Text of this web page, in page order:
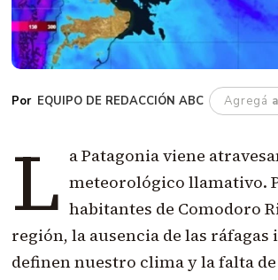
EQUIPO DE REDACCIÓN ABC Agregá
L a Patagonia viene
meteorológico llamativo.
habitantes de Comodoro
región, la ausencia de las ráfagas
definen nuestro clima y la falta de